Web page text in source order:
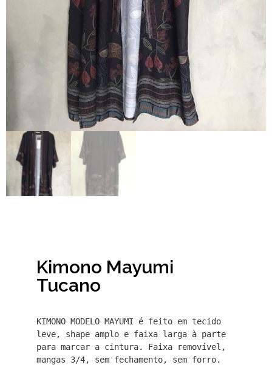
Kimono Mayumi
Tucano
KIMONO MODELO MAYUMI é feito em tecido
leve, shape amplo e faixa larga à parte
para marcar a cintura. Faixa removível,
mangas 3/4, sem fechamento, sem forro.